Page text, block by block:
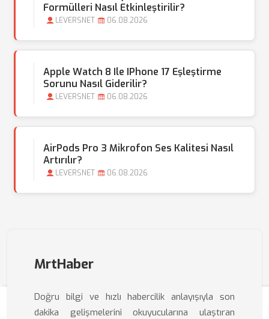
Formülleri Nasıl Etkinleştirilir?
LEVERSNET 06.08.2026
Apple Watch 8 Ile IPhone 17 Eşleştirme
Sorunu Nasıl Giderilir?
LEVERSNET 06.08.2026
AirPods Pro 3 Mikrofon Ses Kalitesi Nasıl
Artırılır?
LEVERSNET 06.08.2026
MrtHaber
Doğru bilgi ve hızlı habercilik anlayışıyla son
dakika gelişmelerini okuyucularına ulaştıran